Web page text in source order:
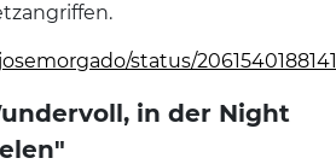
status/
in der Night